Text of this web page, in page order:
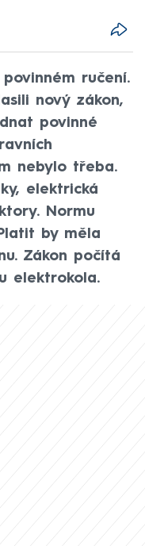
ručení.
nový zákon,
povinné
nebylo třeba.
elektrická
Normu
by měla
Zákon počítá
elektrokola.